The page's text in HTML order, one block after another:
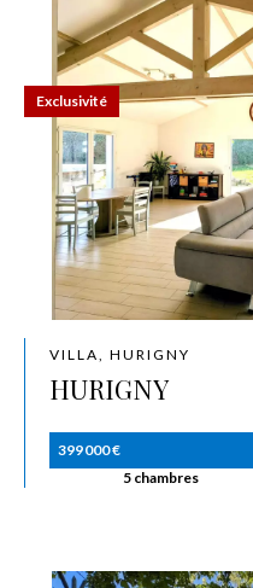
VILLA, HURIGNY
HURIGNY
399 000 €
5 chambres
Exclusivité